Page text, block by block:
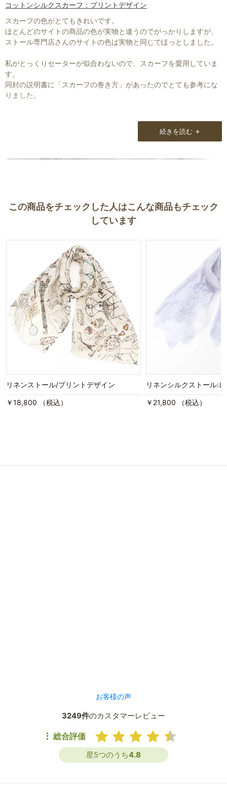
コットンシルクスカーフ：プリントデザイン
スカーフの色がとてもきれいです。
ほとんどのサイトの商品の色が実物と違うのでがっかりしますが、
ストール専門店さんのサイトの色は実物と同じでほっとしました。
私がとっくりセーターが似合わないので、スカーフを愛用していま
す。
同封の説明書に「スカーフの巻き方」があったのでとても参考にな
りました。
続きを読む +
この商品をチェックした人はこんな商品もチェック
しています
リネンストール/プリントデザイン
￥18,800 （税込）
リネンシルクストール:
￥21,800 （税込）
お客様の声
3249件のカスタマーレビュー
総合評価
星5つのうち4.8